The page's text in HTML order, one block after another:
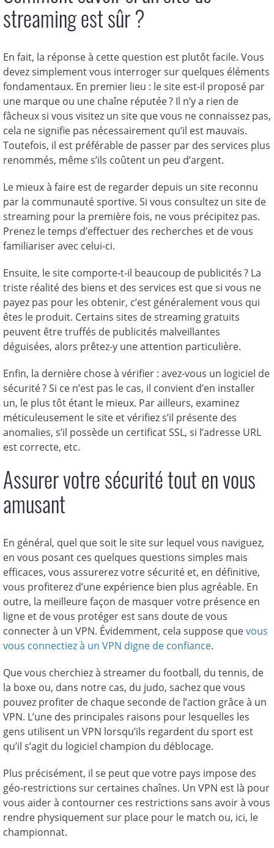
streaming est sûr ?
En fait, la réponse à cette question est plutôt facile. Vous
devez simplement vous interroger sur quelques éléments
fondamentaux. En premier lieu : le site est-il proposé par
une marque ou une chaîne réputée ? Il n’y a rien de
fâcheux si vous visitez un site que vous ne connaissez pas,
cela ne signifie pas nécessairement qu’il est mauvais.
Toutefois, il est préférable de passer par des services plus
renommés, même s’ils coûtent un peu d’argent.
Le mieux à faire est de regarder depuis un site reconnu
par la communauté sportive. Si vous consultez un site de
streaming pour la première fois, ne vous précipitez pas.
Prenez le temps d’effectuer des recherches et de vous
familiariser avec celui-ci.
Ensuite, le site comporte-t-il beaucoup de publicités ? La
triste réalité des biens et des services est que si vous ne
payez pas pour les obtenir, c’est généralement vous qui
êtes le produit. Certains sites de streaming gratuits
peuvent être truffés de publicités malveillantes
déguisées, alors prêtez-y une attention particulière.
Enfin, la dernière chose à vérifier : avez-vous un logiciel de
sécurité ? Si ce n’est pas le cas, il convient d’en installer
un, le plus tôt étant le mieux. Par ailleurs, examinez
méticuleusement le site et vérifiez s’il présente des
anomalies, s’il possède un certificat SSL, si l’adresse URL
est correcte, etc.
Assurer votre sécurité tout en vous
amusant
En général, quel que soit le site sur lequel vous naviguez,
en vous posant ces quelques questions simples mais
efficaces, vous assurerez votre sécurité et, en définitive,
vous profiterez d’une expérience bien plus agréable. En
outre, la meilleure façon de masquer votre présence en
ligne et de vous protéger est sans doute de vous
connecter à un VPN. Évidemment, cela suppose quevous
vous connectiez à un VPN digne de confiance.
Que vous cherchiez à streamer du football, du tennis, de
la boxe ou, dans notre cas, du judo, sachez que vous
pouvez profiter de chaque seconde de l’action grâce à un
VPN. L’une des principales raisons pour lesquelles les
gens utilisent un VPN lorsqu’ils regardent du sport est
qu’il s’agit du logiciel champion du déblocage.
Plus précisément, il se peut que votre pays impose des
géo-restrictions sur certaines chaînes. Un VPN est là pour
vous aider à contourner ces restrictions sans avoir à vous
rendre physiquement sur place pour le match ou, ici, le
championnat.